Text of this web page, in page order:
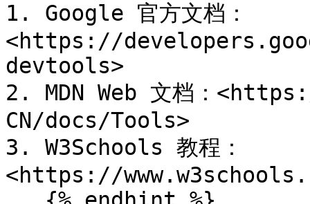
1. Google 官方文档：
<https://
devtools>
2. MDN Web 文档：
CN/docs/Tools>
3. W3Schools 教程：
<https://